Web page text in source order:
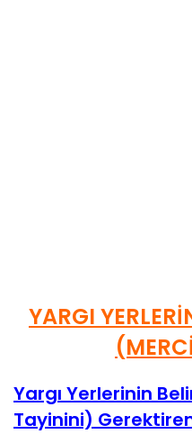
YARGI
Yargı Yerlerinin
Tayinini)